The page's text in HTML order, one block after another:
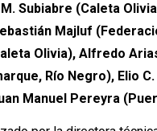
Subiabre (Caleta
Majluf
Olivia), Alfredo
Río Negro), Elio
Manuel Pereyra